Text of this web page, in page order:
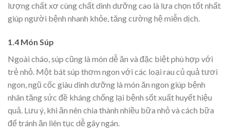
lượng chất xơ cùng chất dinh dưỡng cao là lựa chọn tốt nhất
giúp người bệnh nhanh khỏe, tăng cường hệ miễn dịch.
1.4 Món Súp
Ngoài cháo, súp cũng là món dễ ăn và đặc biệt phù hợp với
trẻ nhỏ. Một bát súp thơm ngon với các loại rau củ quả tươi
ngon, ngũ cốc giàu dinh dưỡng là món ăn ngon giúp bệnh
nhân tăng sức đề kháng chống lại bệnh sốt xuất huyết hiệu
quả. Lưu ý, khi ăn nên chia thành nhiều bữa nhỏ và cách bữa
để tránh ăn liên tục dễ gây ngán.